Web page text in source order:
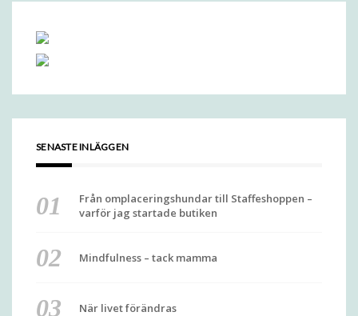
SENASTE INLÄGGEN
Från omplaceringshundar till Staffeshoppen –
varför jag startade butiken
Mindfulness – tack mamma
När livet förändras